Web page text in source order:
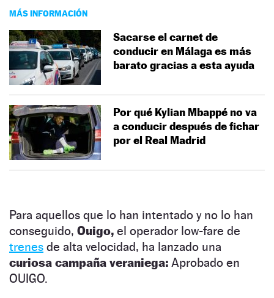
MÁS INFORMACIÓN
Sacarse el carnet de
conducir en Málaga es más
barato gracias a esta ayuda
Por qué Kylian Mbappé no va
a conducir después de fichar
por el Real Madrid
Para aquellos que lo han intentado y no lo han
conseguido, Ouigo, el operador low-fare de
trenes de alta velocidad, ha lanzado una
curiosa campaña veraniega: Aprobado en
OUIGO.